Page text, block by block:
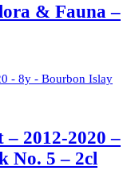
& Fauna –
2012-2020 –
No. 5 – 2cl